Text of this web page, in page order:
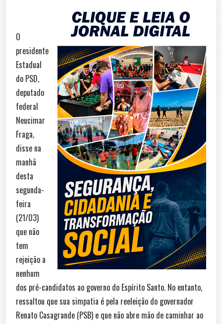
O
presidente
Estadual
do PSD,
deputado
federal
Neucimar
Fraga,
disse na
manhã
desta
segunda-
feira
(21/03)
que não
tem
rejeição a
nenhum
dos pré-candidatos ao governo do Espírito Santo. No entanto,
ressaltou que sua simpatia é pela reeleição do governador
Renato Casagrande (PSB) e que não abre mão de caminhar ao